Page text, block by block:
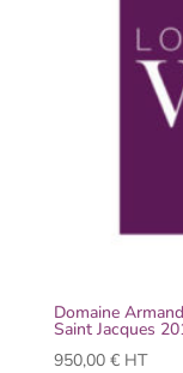
Domaine
Saint Jacques
950,00 € HT